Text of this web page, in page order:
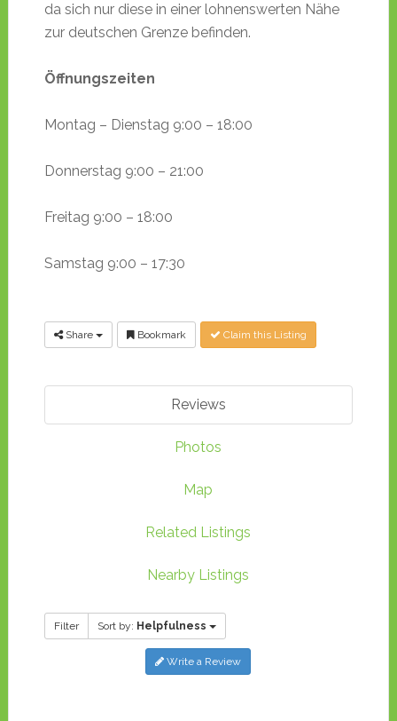
da sich nur diese in einer lohnenswerten Nähe
zur deutschen Grenze befinden.
Öffnungszeiten
Montag – Dienstag 9:00 – 18:00
Donnerstag 9:00 – 21:00
Freitag 9:00 – 18:00
Samstag 9:00 – 17:30
Share Bookmark Claim this Listing
Reviews
Photos
Map
Related Listings
Nearby Listings
Filter Sort by: Helpfulness
Write a Review